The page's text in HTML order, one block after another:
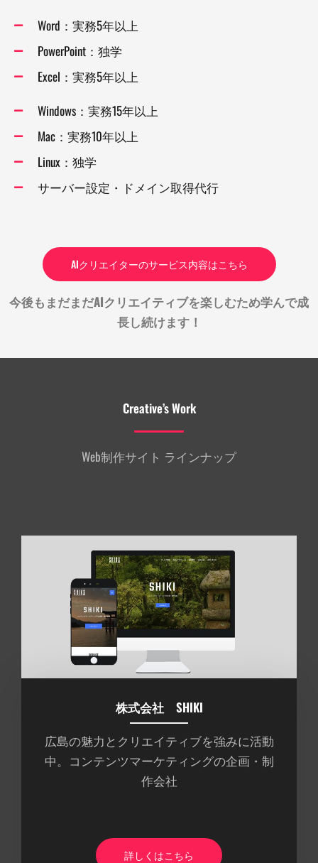
Word：実務5年以上
PowerPoint：独学
Excel：実務5年以上
Windows：実務15年以上
Mac：実務10年以上
Linux：独学
サーバー設定・ドメイン取得代行
AIクリエイターのサービス内容はこちら
今後もまだまだAIクリエイティブを楽しむため学んで成
長し続けます！
Creative’s Work
Web制作サイト ラインナップ
株式会社 SHIKI
広島の魅力とクリエイティブを強みに活動
中。コンテンツマーケティングの企画・制
作会社
詳しくはこちら